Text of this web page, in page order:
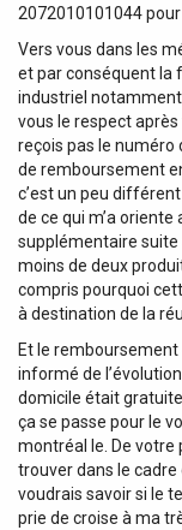
2072010101044
Vers vous dans les
et par conséquent la
industriel notamment
vous le respect
reçois pas le numéro
de remboursement
c’est un peu
de ce qui m’a
supplémentaire suite
moins de deux
compris pourquoi
à destination de la
Et le
informé de
domicile était
ça se passe pour le
montréal le. De votre
trouver dans le cadre
voudrais savoir si le
prie de croise à ma